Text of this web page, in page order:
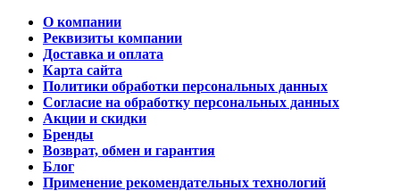
О компании
Реквизиты компании
Доставка и оплата
Карта сайта
Политики обработки персональных данных
Согласие на обработку персональных данных
Акции и скидки
Бренды
Возврат, обмен и гарантия
Блог
Применение рекомендательных технологий